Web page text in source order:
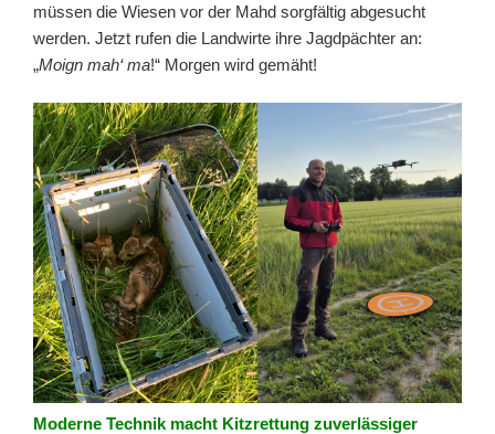
müssen die Wiesen vor der Mahd sorgfältig abgesucht
werden. Jetzt rufen die Landwirte ihre Jagdpächter an:
„Moign mah‘ ma!“ Morgen wird gemäht!
Moderne Technik macht Kitzrettung zuverlässiger